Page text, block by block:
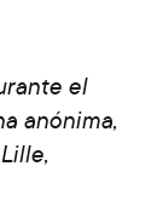
el
anónima,